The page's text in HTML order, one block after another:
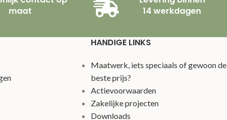
maat
14 werkdagen
HANDIGE LINKS
Maatwerk, iets speciaals of gewoon de
beste prijs?
Actievoorwaarden
Zakelijke projecten
Downloads